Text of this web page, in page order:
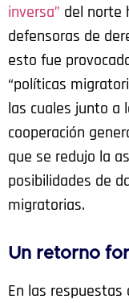
inversa” del norte
defensoras de
esto fue
“políticas
las cuales junto a
cooperación
que se redujo la
posibilidades de
migratorias.
Un retorno
En las